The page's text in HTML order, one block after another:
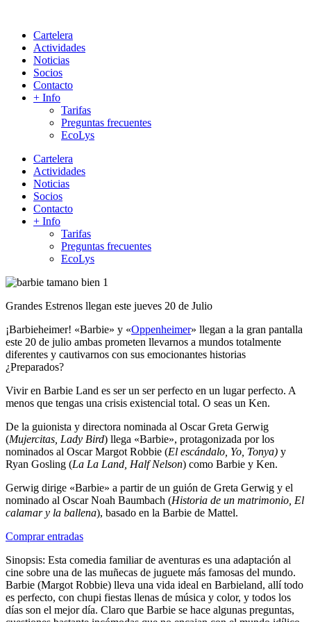
Cartelera
Actividades
Noticias
Socios
Contacto
+ Info
Tarifas
Preguntas frecuentes
EcoLys
Cartelera
Actividades
Noticias
Socios
Contacto
+ Info
Tarifas
Preguntas frecuentes
EcoLys
Grandes Estrenos llegan este jueves 20 de Julio
¡Barbieheimer! «Barbie» y «Oppenheimer» llegan a la gran pantalla
este 20 de julio ambas prometen llevarnos a mundos totalmente
diferentes y cautivarnos con sus emocionantes historias
¿Preparados?
Vivir en Barbie Land es ser un ser perfecto en un lugar perfecto. A
menos que tengas una crisis existencial total. O seas un Ken.
De la guionista y directora nominada al Oscar Greta Gerwig
(Mujercitas, Lady Bird) llega «Barbie», protagonizada por los
nominados al Oscar Margot Robbie (El escándalo, Yo, Tonya) y
Ryan Gosling (La La Land, Half Nelson) como Barbie y Ken.
Gerwig dirige «Barbie» a partir de un guión de Greta Gerwig y el
nominado al Oscar Noah Baumbach (Historia de un matrimonio, El
calamar y la ballena), basado en la Barbie de Mattel.
Comprar entradas
Sinopsis: Esta comedia familiar de aventuras es una adaptación al
cine sobre una de las muñecas de juguete más famosas del mundo.
Barbie (Margot Robbie) lleva una vida ideal en Barbieland, allí todo
es perfecto, con chupi fiestas llenas de música y color, y todos los
días son el mejor día. Claro que Barbie se hace algunas preguntas,